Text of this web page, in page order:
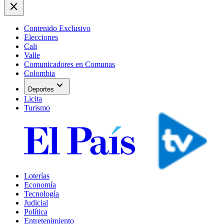
close
Contenido Exclusivo
Elecciones
Cali
Valle
Comunicadores en Comunas
Colombia
Deportes expand_more
Licita
Turismo
Loterías
Economía
Tecnología
Judicial
Política
Entretenimiento